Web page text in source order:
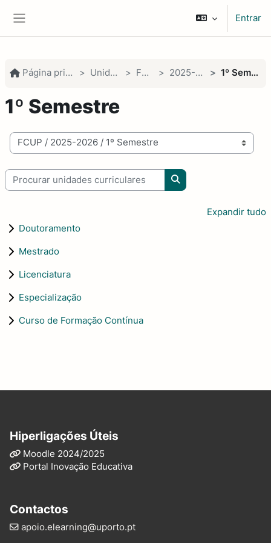
Entrar
Página principal Unidades FCUP 2025-2026 1º Semestre
1º Semestre
Categorias de unidades curriculares
Procurar unidades curriculares
Procurar unidades
Expandir tudo
Doutoramento
Mestrado
Licenciatura
Especialização
Curso de Formação Contínua
Hiperligações Úteis
Moodle 2024/2025
Portal Inovação Educativa
Contactos
apoio.elearning@uporto.pt